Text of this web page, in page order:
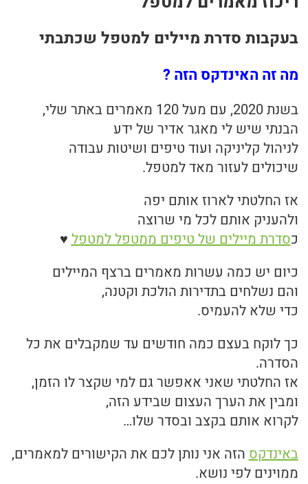
בריאות
תזונה
טיפולים
עיסוי
בעקבות סדרת מיילים למטפל שכתבתי
מה זה האינדקס הזה ?
בשנת 2020, עם מעל 120 מאמרים באתר שלי,
הבנתי שיש לי מאגר אדיר של ידע
לניהול קליניקה ועוד טיפים ושיטות עבודה
שיכולים לעזור מאד למטפל.
אז החלטתי לארוז אותם יפה
ולהעניק אותם לכל מי שרוצה
כסדרת מיילים של טיפים ממטפל למטפל ♥
כיום יש כמה עשרות מאמרים ברצף המיילים
והם נשלחים בתדירות הולכת וקטנה,
כדי שלא להעמיס.
כך לוקח בעצם כמה חודשים עד שמקבלים את כל
הסדרה.
אז החלטתי שאני אאפשר גם למי שקצר לו הזמן,
ומבין את הערך העצום שבידע הזה,
לקרוא אותם בקצב ובסדר שלו…
באינדקס הזה אני נותן לכם את הקישורים למאמרים,
ממוינים לפי נושא.